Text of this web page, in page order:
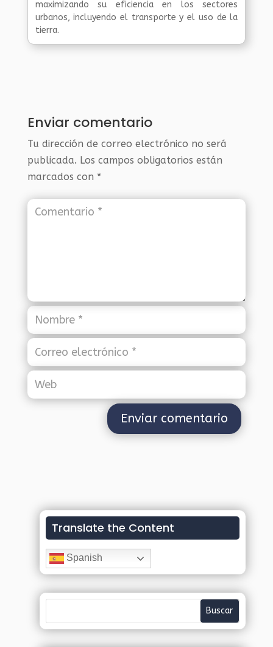
maximizando su eficiencia en los sectores
urbanos, incluyendo el transporte y el uso de la
tierra.
Enviar comentario
Tu dirección de correo electrónico no será
publicada. Los campos obligatorios están
marcados con *
Translate the Content
Spanish